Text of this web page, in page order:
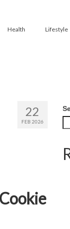
Health Lifestyle
22
FEB 2026